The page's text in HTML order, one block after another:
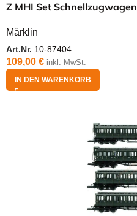
Z MHI Set Schnellzugwagen
Märklin
Art.Nr. 10-87404
109,00 € inkl. MwSt.
IN DEN WARENKORB